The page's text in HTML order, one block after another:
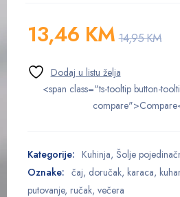
14,95KM
13,46 KM
<span class="ts-tooltip button-
Kategorije: Kuhinja, Šolje
Oznake: čaj, doručak, karaca,
putovanje, ručak, večera